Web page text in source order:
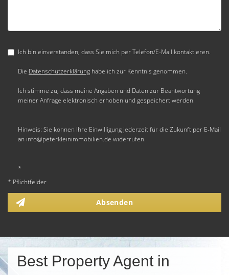
Ich bin einverstanden, dass Sie mich per Telefon/E-Mail kontaktieren.
Die Datenschutzerklärung habe ich zur Kenntnis genommen.
Ich stimme zu, dass meine Angaben und Daten zur Beantwortung
meiner Anfrage elektronisch erhoben und gespeichert werden.
Hinweis: Sie können Ihre Einwilligung jederzeit für die Zukunft per E-Mail
an info@peterkleinimmobilien.de widerrufen.
*
* Pflichtfelder
Absenden
Best Property Agent in